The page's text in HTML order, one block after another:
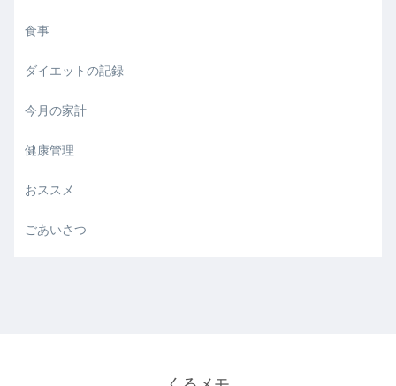
食事
ダイエットの記録
今月の家計
健康管理
おススメ
ごあいさつ